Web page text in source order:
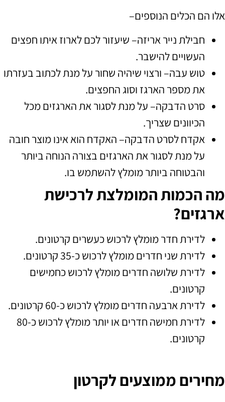
אלו הם הכלים הנוספים–
חבילת נייר אריזה–שיעזור לכם לארוז איתו חפצים
העשויים להישבר.
טוש עבה–ורצוי שיהיה שחור על מנת לכתוב בעזרתו
את מספר הארגז וסוג החפצים.
סרט הדבקה–על מנת לסגור את הארגזים מכל
הכיוונים שצריך.
אקדח לסרט הדבקה–האקדח הוא אינו מוצר חובה
על מנת לסגור את הארגזים בצורה הנוחה ביותר
והבטוחה ביותר מומלץ להשתמש בו.
מה הכמות המומלצת לרכישת
ארגזים?
לדירת חדר מומלץ לרכוש כעשרים קרטונים.
לדירת שני חדרים מומלץ לרכוש כ-35 קרטונים.
לדירת שלושה חדרים מומלץ לרכוש כחמישים
קרטונים.
לדירת ארבעה חדרים מומלץ לרכוש כ-60 קרטונים.
לדירת חמישה חדרים או יותר מומלץ לרכוש כ-80
קרטונים.
מחירים ממוצעים לקרטון